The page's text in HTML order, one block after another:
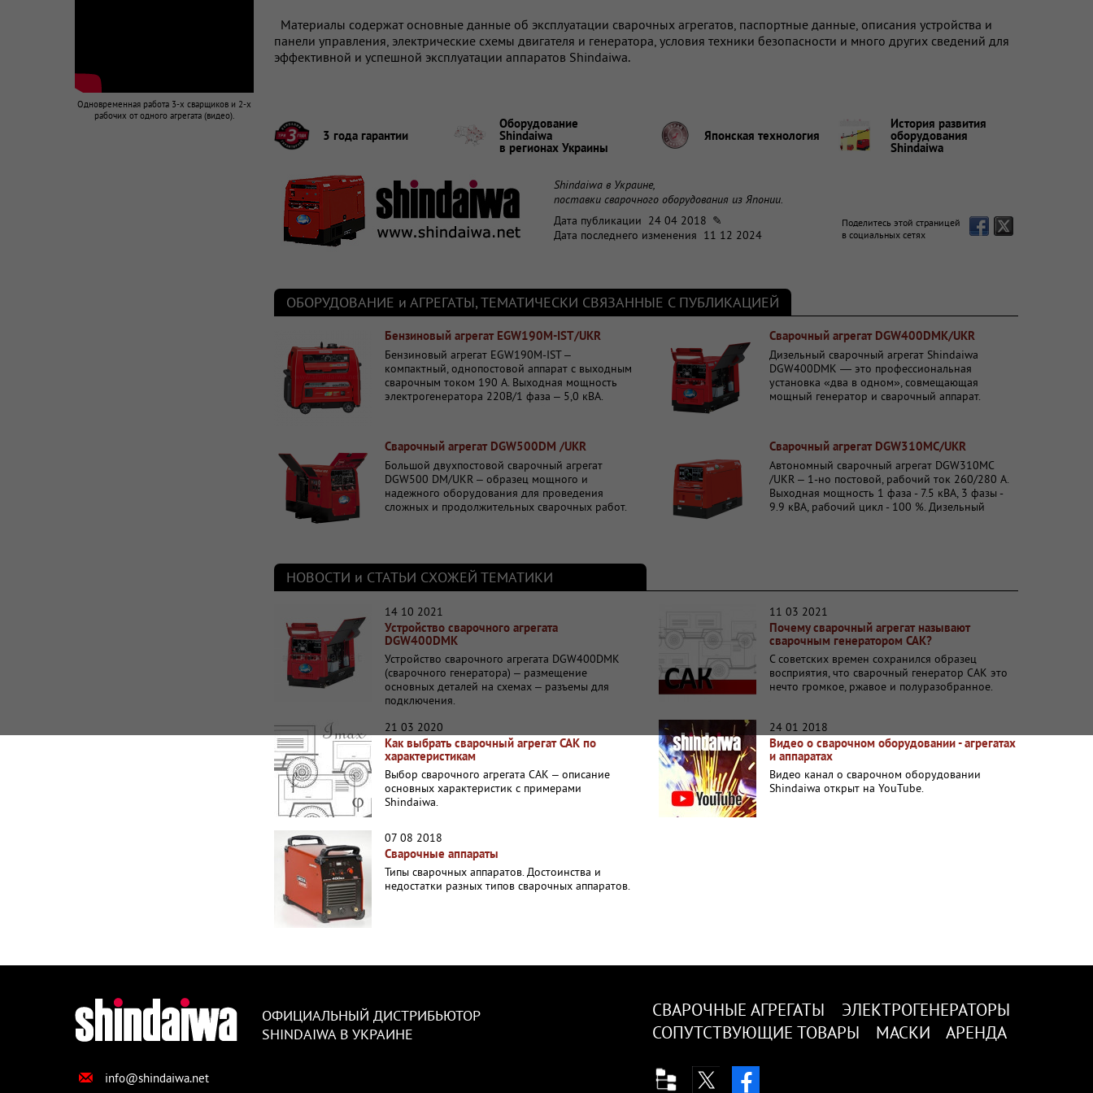
Одновременная работа 3-х сварщиков и 2-х
рабочих от одного агрегата (видео).
Материалы содержат основные данные об эксплуатации сварочных агрегатов, паспортные данные, описания устройства и
панели управления, электрические схемы двигателя и генератора, условия техники безопасности и много других сведений для
эффективной и успешной эксплуатации аппаратов Shindaiwa.
3 года гарантии
Оборудование
Shindaiwa
в регионахУкраины
Японская технология
История развития
оборудования
Shindaiwa
Shindaiwa в Украине,
поставки сварочного оборудования из Японии.
Дата публикации 24 04 2018 ✎
Дата последнего изменения 11 12 2024
Поделитесь этой страницей
в социальных сетях
ОБОРУДОВАНИЕ и АГРЕГАТЫ, ТЕМАТИЧЕСКИ СВЯЗАННЫЕ С ПУБЛИКАЦИЕЙ
Бензиновый агрегат EGW190M-IST/UKR
Бензиновый агрегат EGW190M-IST –
компактный, однопостовой аппарат с выходным
сварочным током 190 А. Выходная мощность
электрогенератора 220В/1 фаза – 5,0 кВА.
выполнения сварочных работ в полевых
условиях в труднодоступных местах.
Сварочный агрегат DGW400DMK/UKR
Дизельный сварочный агрегат Shindaiwa
DGW400DMK — это профессиональная
установка «два в одном», совмещающая
мощный генератор и сварочный аппарат.
мощность генератора: 12.0 кВА (3-фазное
подключение) и 9.6 кВА (1-фазное
подключение). Рабочий цикл — ПВ100% в
двухпостовом режиме, что гарантирует
надёжную работу даже при длительных
нагрузках. DGW400DMK /UKR рассчитан на
этот дизельный агрегат с функциями
где важны производительность, надёжность и
экономичность.
Сварочный агрегат DGW500DM /UKR
Большой двухпостовой сварочный агрегат
DGW500 DM/UKR – образец мощного и
надежного оборудования для проведения
сложных и продолжительных сварочных работ.
%. Мобильный и энергонезависимый за счет
дизельного электрогенератора, встроенного в
аппарат.
Сварочный агрегат DGW310MC/UKR
Автономный сварочный агрегат DGW310МС
/UKR – 1-но постовой, рабочий ток 260/280 А.
Выходная мощность 1 фаза - 7.5 кВА, 3 фазы -
9.9 кВА, рабочий цикл - 100 %. Дизельный
стационарного энергоснабжения.
НОВОСТИ и СТАТЬИ СХОЖЕЙ ТЕМАТИКИ
14 10 2021
Устройство сварочного агрегата
DGW400DMK
Устройство сварочного агрегата DGW400DMK
(сварочного генератора) – размещение
основных деталей на схемах – разъемы для
подключения.
11 03 2021
Почему сварочный агрегат называют
сварочным генератором САК?
С советских времен сохранился образец
восприятия, что сварочный генератор САК это
нечто громкое, ржавое и полуразобранное.
21 03 2020
Как выбрать сварочный агрегат САК по
характеристикам
Выбор сварочного агрегата САК – описание
основных характеристик с примерами
Shindaiwa.
24 01 2018
Видео о сварочном оборудовании - агрегатах
и аппаратах
Видео канал о сварочном оборудовании
Shindaiwa открыт на YouTube.
07 08 2018
Сварочные аппараты
Типы сварочных аппаратов. Достоинства и
недостатки разных типов сварочных аппаратов.
ОФИЦИАЛЬНЫЙ ДИСТРИБЬЮТОР
SHINDAIWA В УКРАИНЕ
СВАРОЧНЫЕ АГРЕГАТЫ
ЭЛЕКТРОГЕНЕРАТОРЫ
СОПУТСТВУЮЩИЕ ТОВАРЫ
АРЕНДА
МАСКИ
info@shindaiwa.net